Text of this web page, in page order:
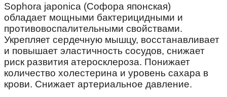
Sophora japonica (Софора японская)
обладает мощными бактерицидными и
противовоспалительными свойствами.
Укрепляет сердечную мышцу, восстанавливает
и повышает эластичность сосудов, снижает
риск развития атеросклероза. Понижает
количество холестерина и уровень сахара в
крови. Снижает артериальное давление.